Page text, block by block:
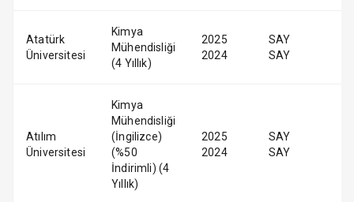
Atatürk
Üniversitesi
Kimya
Mühendisliği
(4 Yıllık)
2025
2024
SAY
SAY
Atılım
Üniversitesi
Kimya
Mühendisliği
(İngilizce)
(%50
İndirimli) (4
Yıllık)
2025
2024
SAY
SAY